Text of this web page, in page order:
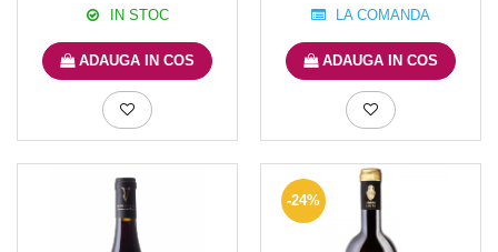
IN STOC
ADAUGA IN COS
LA COMANDA
ADAUGA IN COS
-24%